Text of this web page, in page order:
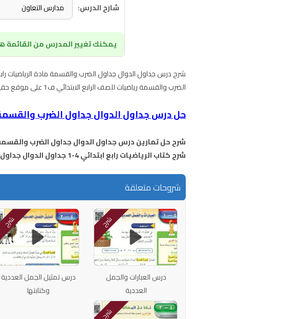
شارح الدرس:
يمكنك تغيير المدرس من القائمة
الضرب والقسمة رياضيات للصف الرابع الابتدائي ف1 على موقع حقيبتي التعليمي
حل درس جداول الدوال جداول الضرب
شرح حل تمارين درس جداول الدوال جداول الضرب والقسمة
شرح كتاب الرياضيات رابع ابتدائي 4-1 جداول الدوال جداول الضرب والقسمة
شروحات متعلقة
شرح
درس العبارات والجمل
العددية
شرح
درس تمثيل الجمل العددية
وكتابتها
شرح